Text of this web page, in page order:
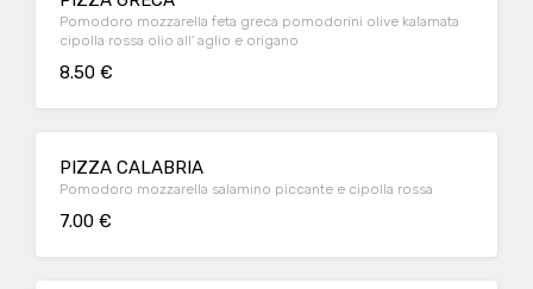
Pomodoro mozzarella feta greca pomodorini olive kalamata
cipolla rossa olio all' aglio e origano
8.50 €
PIZZA CALABRIA
Pomodoro mozzarella salamino piccante e cipolla rossa
7.00 €